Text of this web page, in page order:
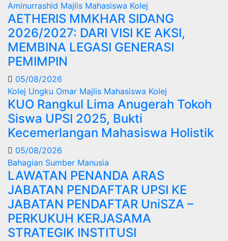
Aminurrashid Majlis Mahasiswa Kolej
AETHERIS MMKHAR SIDANG
2026/2027: DARI VISI KE AKSI,
MEMBINA LEGASI GENERASI
PEMIMPIN
05/08/2026
Kolej Ungku Omar Majlis Mahasiswa Kolej
KUO Rangkul Lima Anugerah Tokoh
Siswa UPSI 2025, Bukti
Kecemerlangan Mahasiswa Holistik
05/08/2026
Bahagian Sumber Manusia
LAWATAN PENANDA ARAS
JABATAN PENDAFTAR UPSI KE
JABATAN PENDAFTAR UniSZA –
PERKUKUH KERJASAMA
STRATEGIK INSTITUSI